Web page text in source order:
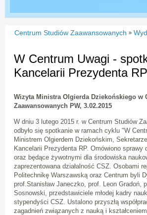
Centrum Studiów Zaawansowanych »
W Centrum Uwagi -
Kancelarii Prezydenta RP
Wizyta Ministra Olgierda Dziekońskiego w
Zaawansowanych PW, 3.02.2015
W dniu 3 lutego 2015 r. w Centrum Studiów
odbyło się spotkanie w ramach cyklu "W
Ministrem Olgierdem Dziekońskim,
Kancelarii Prezydenta RP. Omówiono sprawy
oraz będące żywotnymi dla środowiska
zaprezentowana działalność CSZ. Osobami
Politechnikę Warszawską oraz Centrum byli
prof.Stanisław Janeczko, prof. Leon Gradoń,
Sosnowski, przedstawiciele młodej kadry
stypendyści CSZ. Ustalono przyszłą
zagadnień związanych z nauką i